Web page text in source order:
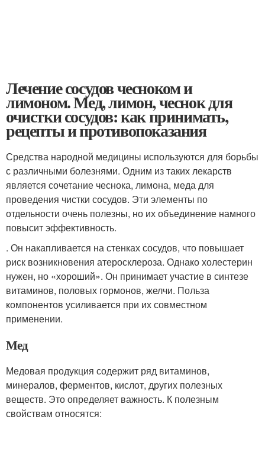
Лечение сосудов чесноком и
лимоном. Мед, лимон, чеснок для
очистки сосудов: как принимать,
рецепты и противопоказания
Средства народной медицины используются для борьбы
с различными болезнями. Одним из таких лекарств
является сочетание чеснока, лимона, меда для
проведения чистки сосудов. Эти элементы по
отдельности очень полезны, но их объединение намного
повысит эффективность.
. Он накапливается на стенках сосудов, что повышает
риск возникновения атеросклероза. Однако холестерин
нужен, но «хороший». Он принимает участие в синтезе
витаминов, половых гормонов, желчи. Польза
компонентов усиливается при их совместном
применении.
Мед
Медовая продукция содержит ряд витаминов,
минералов, ферментов, кислот, других полезных
веществ. Это определяет важность. К полезным
свойствам относятся: